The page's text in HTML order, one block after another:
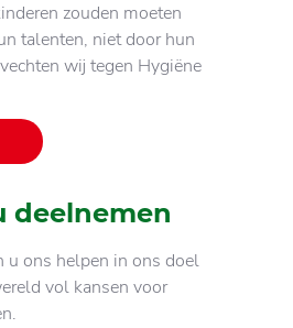
zouden moeten
talenten, niet door hun
wij tegen Hygiëne
deelnemen
u ons helpen in ons doel
vol kansen voor